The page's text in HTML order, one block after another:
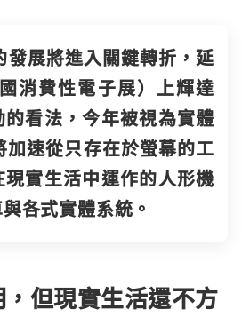
發展將進入關鍵轉折，延
消費性電子展）上輝達
看法，今年被視為實體
加速從只存在於螢幕的工
實生活中運作的人形機
各式實體系統。
但現實生活還不方